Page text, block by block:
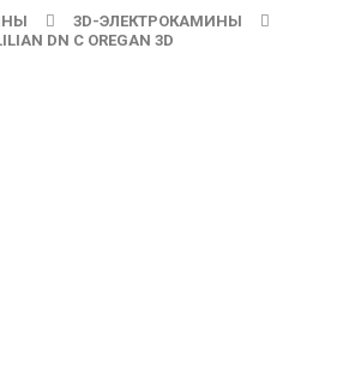
3D-ЭЛЕКТРОКАМИНЫ
DN С OREGAN 3D